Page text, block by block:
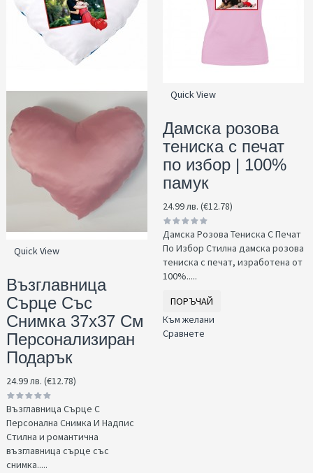
Quick View
Възглавница
Сърце Със
Снимка 37x37 См
Персонализиран
Подарък
24.99 лв. (€12.78)
Възглавница Сърце С
Персонална Снимка И Надпис
Стилна и романтична
възглавница сърце със
снимка.....
Quick View
Дамска розова
тениска с печат
по избор | 100%
памук
24.99 лв. (€12.78)
Дамска Розова Тениска С Печат
По Избор Стилна дамска розова
тениска с печат, изработена от
100%.....
ПОРЪЧАЙ
Към желани
Сравнете